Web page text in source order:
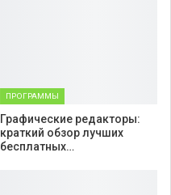
ПРОГРАММЫ
Графические редакторы:
краткий обзор лучших
бесплатных…